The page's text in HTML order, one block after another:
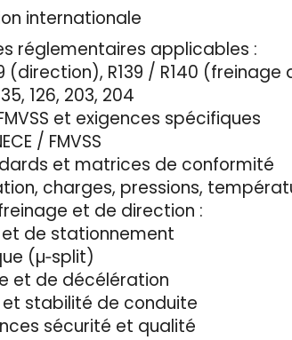
internationale
réglementaires applicables :
(direction), R139 / R140
126, 203, 204
et exigences spécifiques
/ FMVSS
et matrices de conformité
charges, pressions,
et de direction :
de stationnement
(µ‑split)
et de décélération
stabilité de conduite
sécurité et qualité